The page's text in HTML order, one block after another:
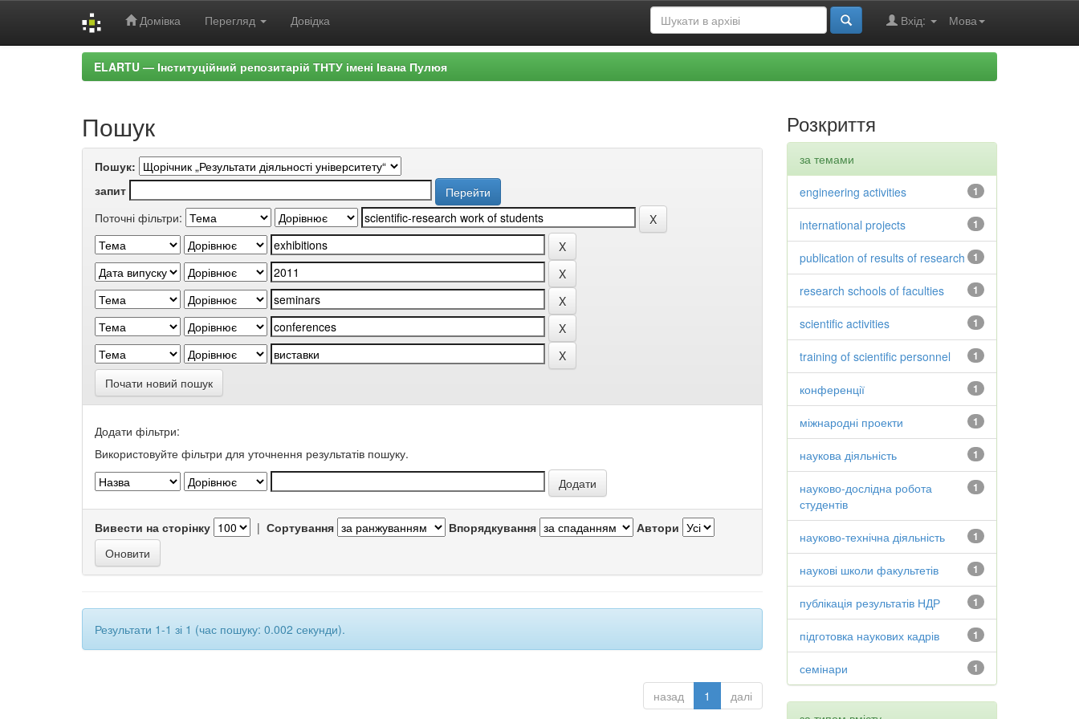
Домівка Перегляд Довідка Мова
Вхід:
ELARTU — Інституційний репозитарій ТНТУ імені Івана Пулюя
Пошук
Пошук:
запит
Поточні фільтри:
Почати новий пошук
Додати фільтри:
Використовуйте фільтри для уточнення результатів пошуку.
Вивести на сторінку | Сортування Впорядкування Автори
Результати 1-1 зі 1 (час пошуку: 0.002 секунди).
назад 1 далі
Розкриття
за темами
1
engineering activities
1
international projects
1
publication of results of research
1
research schools of faculties
1
scientific activities
1
training of scientific personnel
1
конференції
1
міжнародні проекти
1
наукова діяльність
1
науково-дослідна робота
студентів
1
науково-технічна діяльність
1
наукові школи факультетів
1
публікація результатів НДР
1
підготовка наукових кадрів
1
семінари